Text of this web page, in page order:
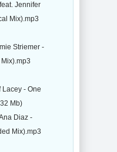
Jennifer
Mix).mp3
Striemer -
Lacey - One
Mb)
Diaz -
Mix).mp3